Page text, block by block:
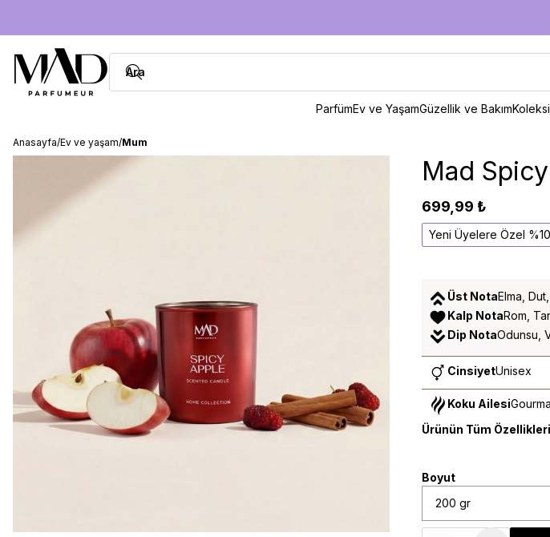
ParfümEv ve YaşamGüzellik ve Bakım
Anasayfa/Ev ve yaşam/Mum
Mad
699,99 ₺
Boyut
200 gr
Yeni Üyelere Özel
Üst NotaElma,
Kalp NotaRom,
Dip NotaOdunsu,
CinsiyetUnisex
Koku Ailesi
Ürünün Tüm